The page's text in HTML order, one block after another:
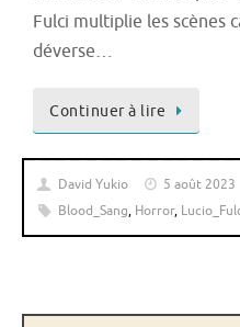
Fulci multiplie les scènes
déverse…
Continuer à lire
David Yukio 5 août 2023
Blood_Sang, Horror,